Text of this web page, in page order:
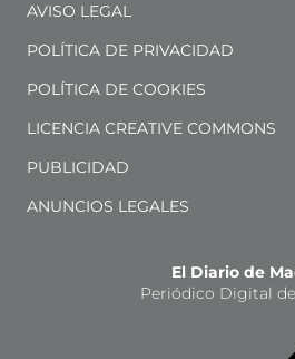
AVISO LEGAL
POLÍTICA DE PRIVACIDAD
POLÍTICA DE COOKIES
LICENCIA CREATIVE COMMONS
PUBLICIDAD
ANUNCIOS LEGALES
El Diario de
Periódico Digital